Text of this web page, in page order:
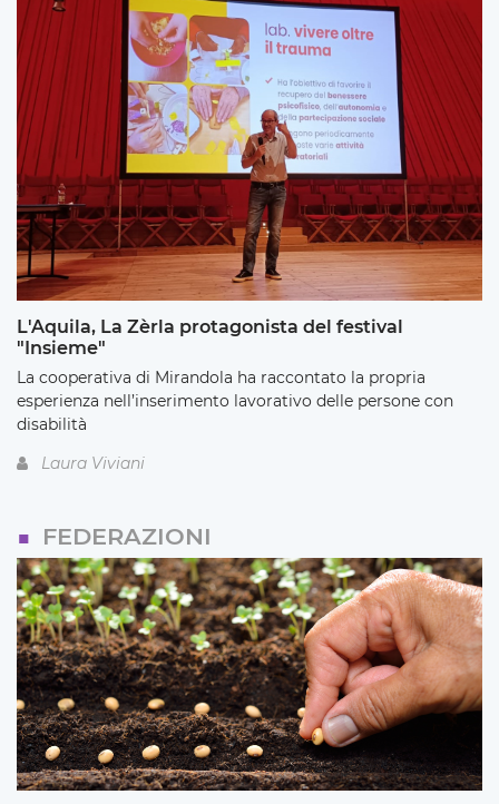
L'Aquila, La Zèrla protagonista del festival
"Insieme"
La cooperativa di Mirandola ha raccontato la propria
esperienza nell’inserimento lavorativo delle persone con
disabilità
Laura Viviani
FEDERAZIONI